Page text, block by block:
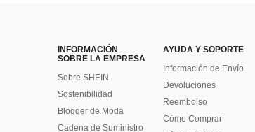
INFORMACIÓN
SOBRE LA EMPRESA
Sobre SHEIN
Sostenibilidad
Blogger de Moda
Cadena de Suministro
AYUDA Y SOPORTE
Información de Envío
Devoluciones
Reembolso
Cómo Comprar